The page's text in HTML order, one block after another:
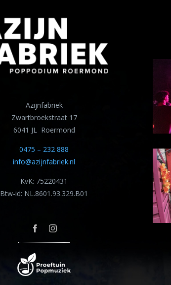
Azijnfabriek
Zwartbroekstraat 17
6041 JL Roermond
0475 – 232 888
info@azijnfabriek.nl
KvK: 75220431
Btw-id: NL.8601.93.329.B01